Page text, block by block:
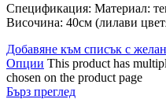
Спецификация: Материал:
Височина: 40см (лилави
Добавяне към списък с
Опции This product has
chosen on the product page
Бърз преглед